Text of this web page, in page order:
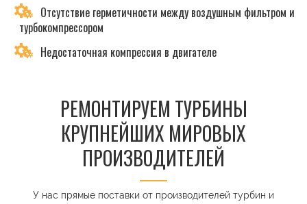
Отсутствие герметичности между воздушным фильтром и
турбокомпрессором
Недостаточная компрессия в двигателе
РЕМОНТИРУЕМ ТУРБИНЫ
КРУПНЕЙШИХ МИРОВЫХ
ПРОИЗВОДИТЕЛЕЙ
У нас прямые поставки от производителей турбин и